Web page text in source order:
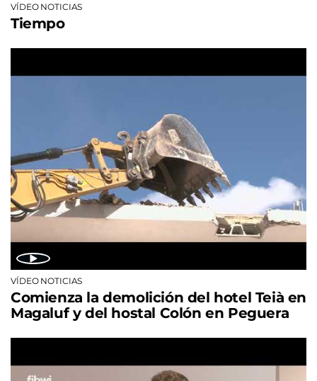
VÍDEO NOTICIAS
Tiempo
VÍDEO NOTICIAS
Comienza la demolición del hotel Teià en
Magaluf y del hostal Colón en Peguera